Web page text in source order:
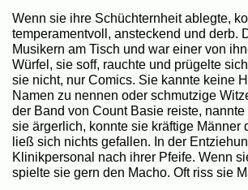
Wenn sie ihre Schüchternheit ablegte,
temperamentvoll, ansteckend und derb.
Musikern am Tisch und war einer von
Würfel, sie soff, rauchte und prügelte
sie nicht, nur Comics. Sie kannte keine
Namen zu nennen oder schmutzige
der Band von Count Basie reiste, nannte
sie ärgerlich, konnte sie kräftige Männer
ließ sich nichts gefallen. In der
Klinikpersonal nach ihrer Pfeife. Wenn
spielte sie gern den Macho. Oft riss sie